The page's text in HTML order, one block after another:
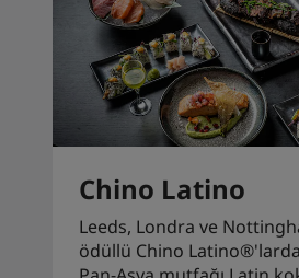
Chino Latino
Leeds, Londra ve
ödüllü Chino